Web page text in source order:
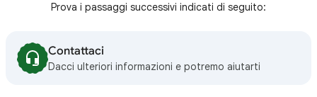
Prova i passaggi successivi indicati di seguito:
Contattaci
Dacci ulteriori informazioni e potremo aiutarti